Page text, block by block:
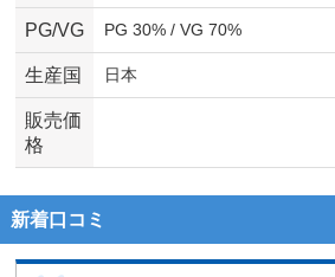
PG/VG PG 30% / VG 70%
生産国 日本
販売価
格
新着口コミ